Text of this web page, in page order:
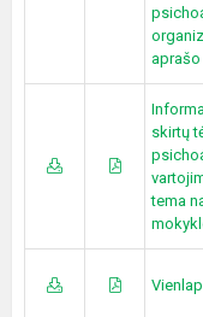
skirtų
tema